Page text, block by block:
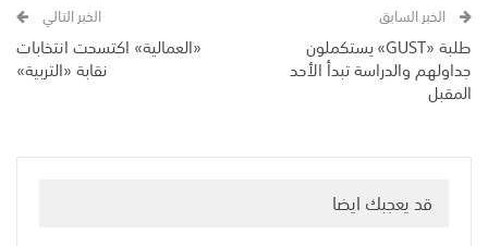
الخبر السابق
طلبة «GUST» يستكملون
جداولهم والدراسة تبدأ الأحد
المقبل
الخبر التالي
«العمالية» اكتسحت انتخابات
نقابة «التربية»
قد يعجبك ايضا